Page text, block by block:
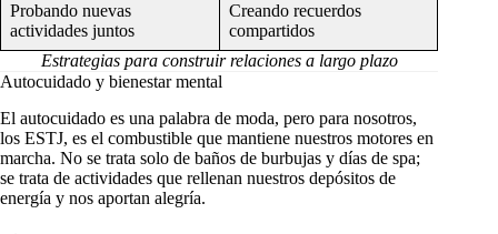
Probando nuevas
actividades juntos
Creando recuerdos
compartidos
Estrategias para construir relaciones a largo plazo
Autocuidado y bienestar mental
El autocuidado es una palabra de moda, pero para nosotros,
los ESTJ, es el combustible que mantiene nuestros motores en
marcha. No se trata solo de baños de burbujas y días de spa;
se trata de actividades que rellenan nuestros depósitos de
energía y nos aportan alegría.